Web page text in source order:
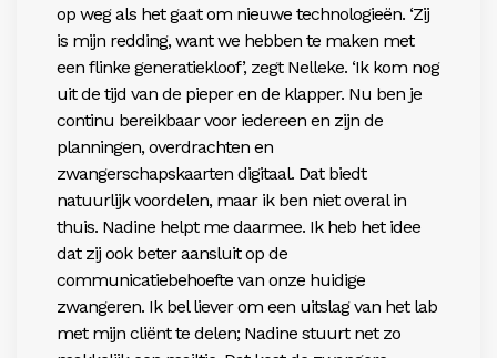
op weg als het gaat om nieuwe technologieën. ‘Zij
is mijn redding, want we hebben te maken met
een flinke generatiekloof’, zegt Nelleke. ‘Ik kom nog
uit de tijd van de pieper en de klapper. Nu ben je
continu bereikbaar voor iedereen en zijn de
planningen, overdrachten en
zwangerschapskaarten digitaal. Dat biedt
natuurlijk voordelen, maar ik ben nietoveral in
thuis. Nadine helpt me daarmee. Ik heb hetidee
dat zij ook beter aansluit op de
communicatiebehoefte van onze huidige
zwangeren. Ik bel liever om een uitslag van het lab
met mijn cliënt te delen; Nadine stuurt net zo